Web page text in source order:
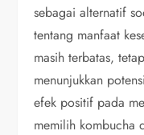
sebagai alternatif
tentang manfaat
masih terbatas,
menunjukkan
efek positif pada
memilih kombucha